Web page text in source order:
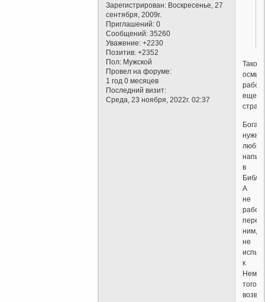
Зарегистрирован: Воскресенье, 27
сентября, 2009г.
Приглашений: 0
Сообщений: 35260
Уважение: +2230
Позитив: +2352
Пол: Мужской
Провел на форуме:
1 год 0 месяцев
Последний визит:
Среда, 23 ноября, 2022г. 02:37
Такое
еще
Бога
нужно
в
А
не
перед
ним,
не
к
Нему
того